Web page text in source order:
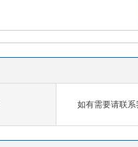
如有需要请联系